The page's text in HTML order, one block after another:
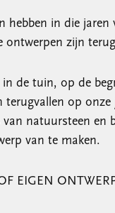
hebben in die
ontwerpen zijn
de tuin, op de
op
natuursteen en
van te maken.
EIGEN